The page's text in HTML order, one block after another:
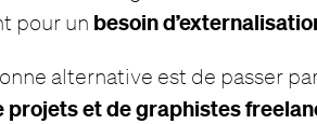
pour un besoin
alternative est de passer
projets et de graphistes